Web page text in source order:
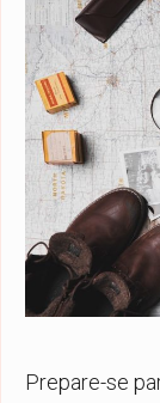
Prepare-se